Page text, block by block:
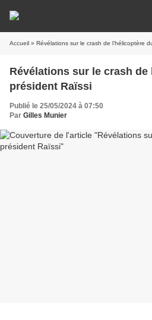
Accueil » Révélations sur le crash de l’hélicoptère
Révélations sur le crash de
président Raïssi
Publié le 25/05/2024 à 07:50
Par Gilles Munier